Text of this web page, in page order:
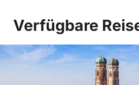
Verfügbare